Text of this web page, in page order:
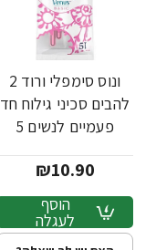
ונוס סימפלי ורוד 2
להבים סכיני גילוח חד
פעמיים לנשים 5
Gillette
₪10.90
הוסף
לעגלה